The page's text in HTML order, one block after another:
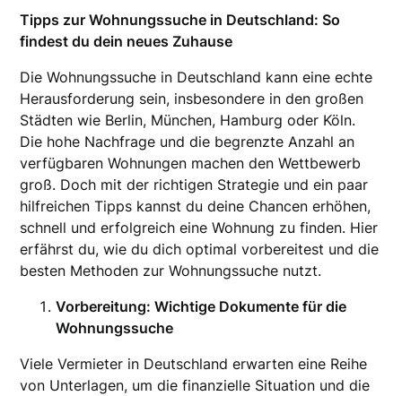
Tipps zur Wohnungssuche in Deutschland: So
findest du dein neues Zuhause
Die Wohnungssuche in Deutschland kann eine echte
Herausforderung sein, insbesondere in den großen
Städten wie Berlin, München, Hamburg oder Köln.
Die hohe Nachfrage und die begrenzte Anzahl an
verfügbaren Wohnungen machen den Wettbewerb
groß. Doch mit der richtigen Strategie und ein paar
hilfreichen Tipps kannst du deine Chancen erhöhen,
schnell und erfolgreich eine Wohnung zu finden. Hier
erfährst du, wie du dich optimal vorbereitest und die
besten Methoden zur Wohnungssuche nutzt.
Vorbereitung: Wichtige Dokumente für die
Wohnungssuche
Viele Vermieter in Deutschland erwarten eine Reihe
von Unterlagen, um die finanzielle Situation und die